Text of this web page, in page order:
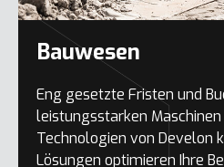
Bauwesen
Eng gesetzte Fristen und
leistungsstarken
Technologien von Develon
Lösungen optimieren Ihre